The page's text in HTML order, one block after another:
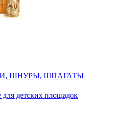
ШНУРЫ, ШПАГАТЫ
детских площадок